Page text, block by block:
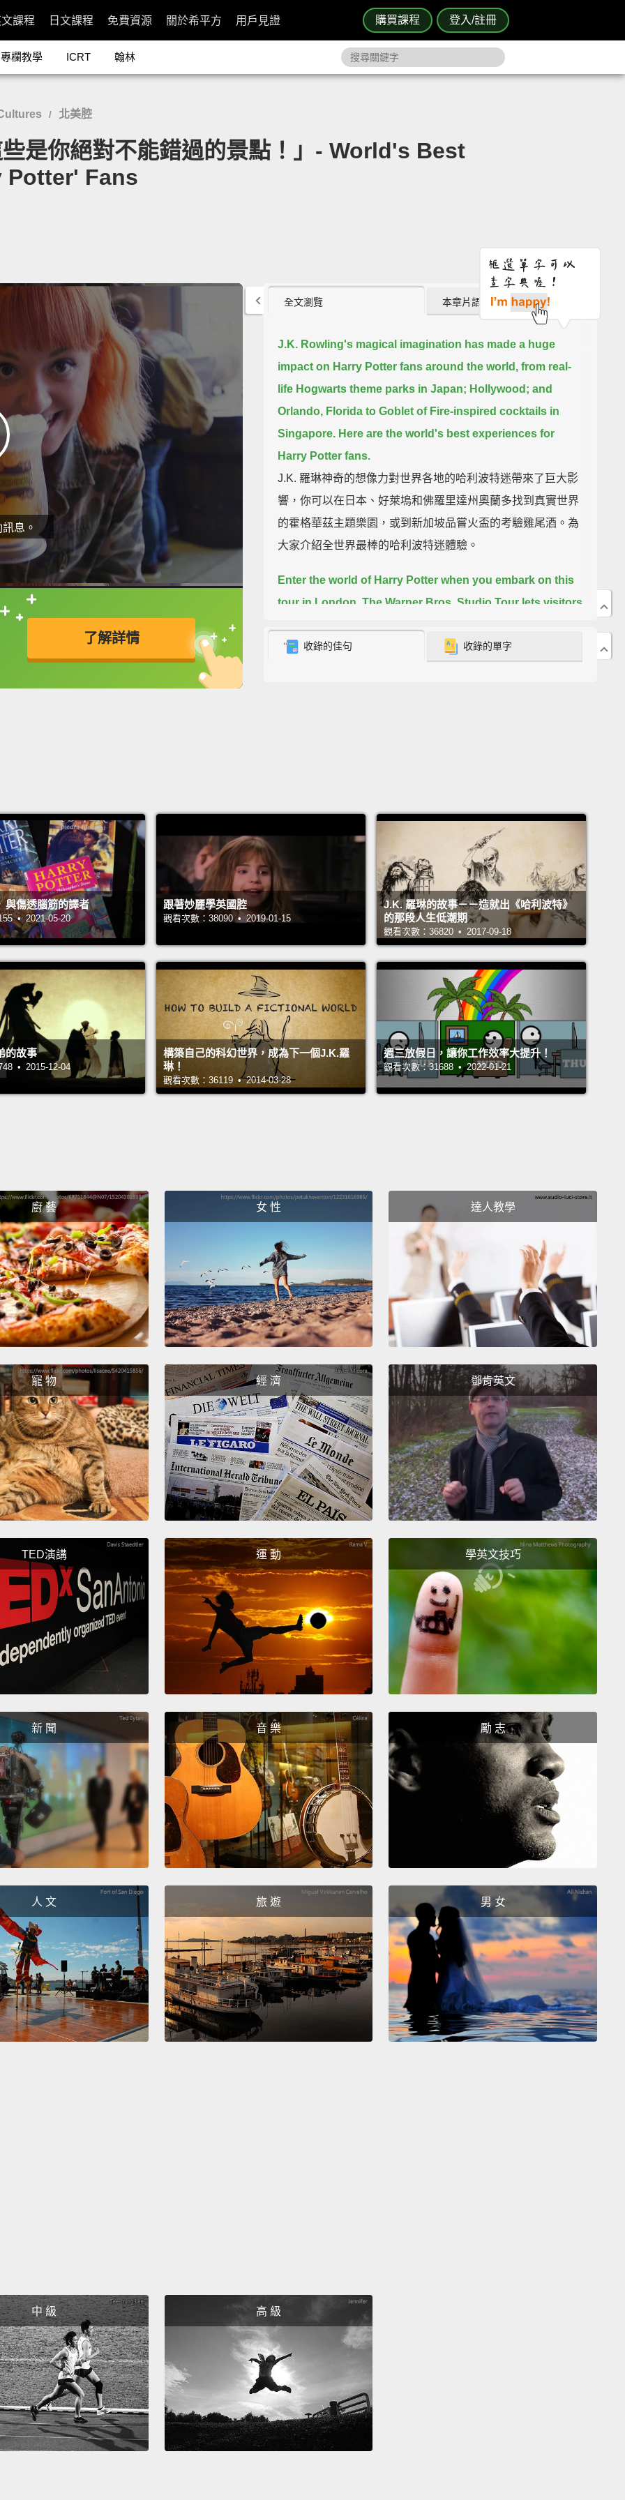
購買課程 登入/註冊
課程 日文課程 免費資源 關於希平方 用戶見證
專欄教學 ICRT 翰林
/ 北美腔
是你絕對不能錯過的景點！」- World's Best
Potter' Fans
息。
了解詳情
接查字典喔！
英
全文瀏覽 本章片語 (0)
J.K. Rowling's magical imagination has made a huge
impact on Harry Potter fans around the world, from real-
life Hogwarts theme parks in Japan; Hollywood; and
Orlando, Florida to Goblet of Fire-inspired cocktails in
Singapore. Here are the world's best experiences for
Harry Potter fans.
J.K. 羅琳神奇的想像力對世界各地的哈利波特迷帶來了巨大影
響，你可以在日本、好萊塢和佛羅里達州奧蘭多找到真實世界
的霍格華茲主題樂園，或到新加坡品嘗火盃的考驗雞尾酒。為
大家介紹全世界最棒的哈利波特迷體驗。
Enter the world of Harry Potter when you embark on this
tour in London. The Warner Bros. Studio Tour lets visitors
the Forbidden Forest and the Great Hall. Explore
室，你可以一窺電影製作的魔法。走入禁忌森林和霍格華茲大
廳等經典場景。近距離接觸栩栩如生的手工道具，學著巫師施
展魔法、揮舞魔杖來趟互動體驗。實際了解電影戲服是如何製
作出來的，並將它們穿戴在身上。工作室也販售奶油啤酒和奶
油啤酒冰淇淋。入場費約為 56 美元。
Ever dreamed of a ride on the Hogwarts Express? Head
to Scotland to ride the Jacobite steam train, commonly
known as the Harry Potter train. It runs 84 miles over the
West Highland railway line,
offering scenic views,
including the 21-arch Glenfinnan Viaduct, as seen in the
movies.
Some of the carriages on the train were actually
used in the Harry Potter movies.
哈利波特電影。
Drink from the Goblet of Fire at Platform 1094, a Harry
Potter-themed restaurant in Singapore.
Blue Curacao
liqueur is poured into a small cauldron, followed by
torched rum. The final touch includes a few dashes of
cinnamon flakes to create fire.
前往新加坡的哈利波特主題餐廳「Platform 1094」喝杯火盃的
考驗雞尾酒。藍柑橘香甜酒倒入一個小型大釜，再將萊姆酒點
火後倒入。最後再撒上一些肉桂粉引燃火焰。
Sleep like a wizard at the Georgian House Hotel in
London, where the rooms are inspired by the Harry Potter
books. The Wizard Chambers and Enchanted Chambers
can be accessed through a bookcase door. Walk through
the candlelit passageway with portraits hanging on the
stained-glass windows,
and other ancient artifacts that
give off a Wizarding World feel.
入住倫敦格魯吉亞別墅酒店，彷彿自己就是巫師，置身於哈利
波特小說中學院的寢室。穿過書櫃造型的門就能抵達巫師套房
及魔法套房。走過掛滿畫像的燭光長廊。房內掛有天鵝絨窗
簾，擺著大釜，窗戶是彩色玻璃窗，此外也陳列一些讓人彷彿
置身巫師世界的古老文物。
Is there a real Platform Nine and Three-Quarters? The
answer is yes. Find it at King's Cross Station in London.
Potterheads line up to take a picture next to the famous
secret train platform.
Hold on to the luggage trolley that's
already halfway through the barrier.
Next to the photo op
is The Harry Potter Shop.
Inside, they sell tons of fun
merchandise, like golden snitches.
字車站就能找到它。許多「哈粉」在著名的秘密月台旁排隊等
著拍照。可以抓住已經有一半穿過牆面的行李推車。在這個熱
門拍照景點旁有間「哈利波特商店」。裡頭販售各式各樣的有
趣商品，像是金探子。
Harry Potter: The Exhibition
allows visitors to get a closer
look at the skills used to create some of the props used in
Experience.
The one-hour-and-45-minute class will turn
you into a potions master.
dispense beer from the tree of life, then make two
interactive potions.
pop-up but is now located in four cities around the world.
You can find it in New York City, London, Edinburgh, and
Dublin.
收錄的佳句 收錄的單字
與傷透腦筋的譯者
• 2021-05-20
跟著妙麗學英國腔
觀看次數：38090 • 2019-01-15
J.K. 羅琳的故事－－造就出《哈利波特》
的那段人生低潮期
觀看次數：36820 • 2017-09-18
的故事
• 2015-12-04
構築自己的科幻世界，成為下一個J.K.羅
琳！
觀看次數：36119 • 2014-03-28
週三放假日，讓你工作效率大提升！
觀看次數：31688 • 2022-01-21
廚 藝 女 性 達人教學
寵 物 經 濟 鄧肯英文
TED演講 運 動 學英文技巧
新 聞 音 樂 勵 志
人 文 旅 遊 男 女
中 級 高 級